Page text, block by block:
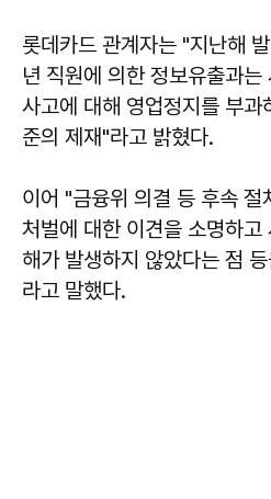
롯데카드 관계자는 "지난해
년 직원에 의한 정보유출과
사고에 대해 영업정지를 부
준의 제재"라고 밝혔다.
이어 "금융위 의결 등 후속
처벌에 대한 이견을 소명하고
해가 발생하지 않았다는 점
라고 말했다.